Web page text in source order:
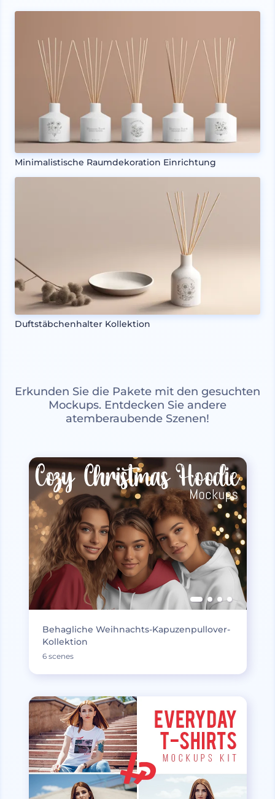
Minimalistische Raumdekoration Einrichtung
Duftstäbchenhalter Kollektion
Erkunden Sie die Pakete mit den gesuchten
Mockups. Entdecken Sie andere
atemberaubende Szenen!
Behagliche Weihnachts-Kapuzenpullover-
Kollektion
6 scenes